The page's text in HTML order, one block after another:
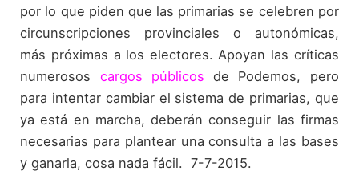
por lo que piden que las primarias se celebren por
circunscripciones provinciales o autonómicas,
más próximas a los electores. Apoyan las críticas
numerosos cargos públicos de Podemos, pero
para intentar cambiar el sistema de primarias, que
ya está en marcha, deberán conseguir las firmas
necesarias para plantear una consulta a las bases
y ganarla, cosa nada fácil. 7-7-2015.